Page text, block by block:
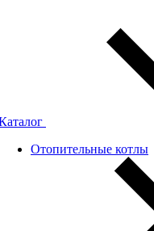
Отопительные котлы